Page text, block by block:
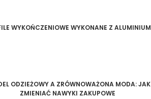
WYKOŃCZENIOWE WYKONANE Z ALUMINIUM
ODZIEŻOWY A ZRÓWNOWAŻONA MODA: JAK
ZMIENIAĆ NAWYKI ZAKUPOWE